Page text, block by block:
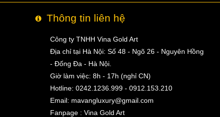
Thông tin liên hệ
Công ty TNHH Vina Gold Art
Địa chỉ tại Hà Nội: Số 48 - Ngõ 26 - Nguyên Hồng
- Đống Đa - Hà Nội.
Giờ làm việc: 8h - 17h (nghỉ CN)
Hotline: 0242.1236.999 - 0912.153.210
Email: mavangluxury@gmail.com
Fanpage : Vina Gold Art